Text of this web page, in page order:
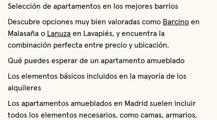
Selección de apartamentos en los mejores barrios
Descubre opciones muy bien valoradas como Barcino en
Malasaña o Lanuza en Lavapiés, y encuentra la
combinación perfecta entre precio y ubicación.
Qué puedes esperar de un apartamento amueblado
Los elementos básicos incluidos en la mayoría de los
alquileres
Los apartamentos amueblados en Madrid suelen incluir
todos los elementos necesarios, como camas, armarios,